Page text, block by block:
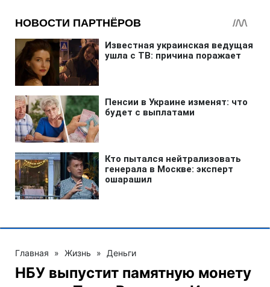
Главная » Жизнь » Деньги
НБУ выпустит памятную монету